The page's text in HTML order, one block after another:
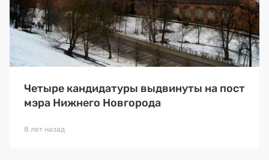
Четыре кандидатуры выдвинуты на пост
мэра Нижнего Новгорода
8 лет назад